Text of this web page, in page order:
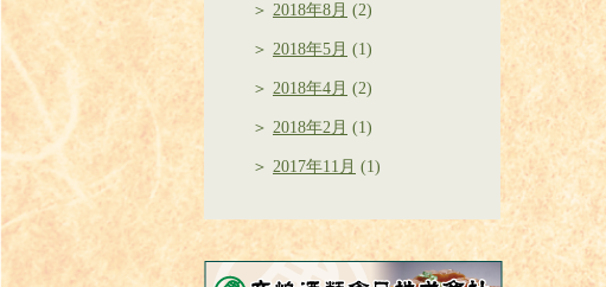
2018年8月 (2)
2018年5月 (1)
2018年4月 (2)
2018年2月 (1)
2017年11月 (1)